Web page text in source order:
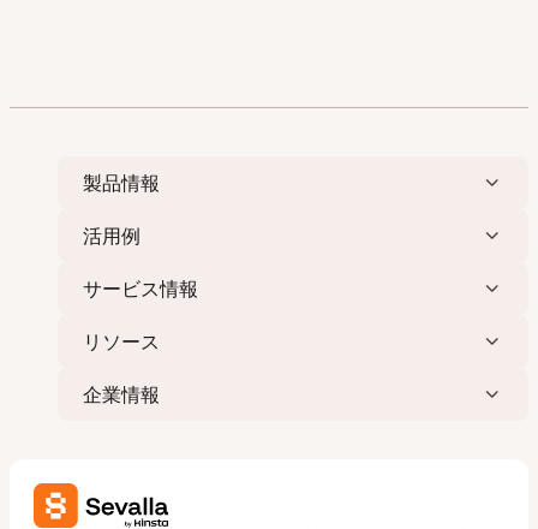
製品情報
活用例
サービス情報
リソース
企業情報